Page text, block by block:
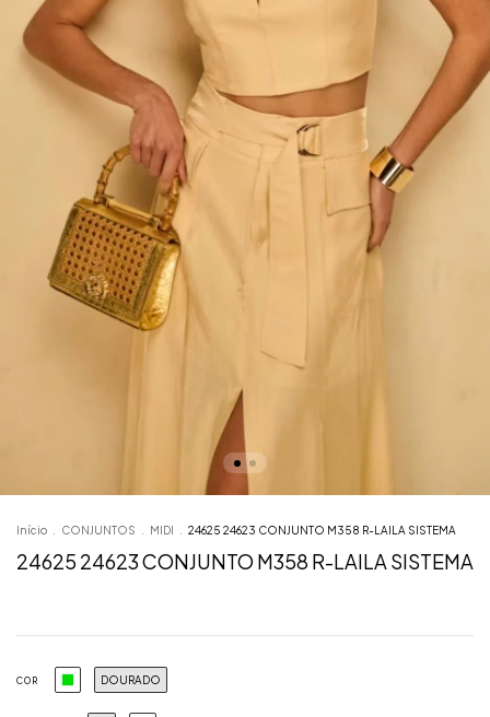
Início CONJUNTOS MIDI 24625 24623 CONJUNTO M358 R-LAILA SISTEMA
24625 24623 CONJUNTO M358 R-LAILA SISTEMA
COR DOURADO